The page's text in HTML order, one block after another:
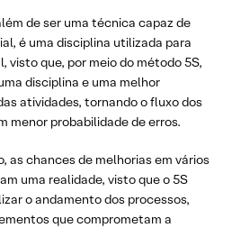
de ser uma técnica capaz de
é uma disciplina utilizada para
visto que, por meio do método 5S,
disciplina e uma melhor
atividades, tornando o fluxo dos
menor probabilidade de erros.
as chances de melhorias em vários
uma realidade, visto que o 5S
o andamento dos processos,
que comprometam a